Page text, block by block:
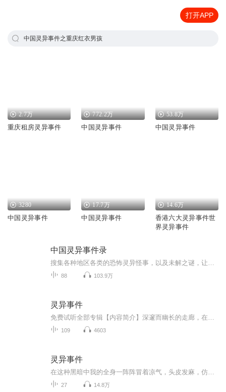
打开APP
中国灵异事件之重庆红衣男孩
2.7万
重庆租房灵异事件
772.2万
中国灵异事件
53.8万
中国灵异事件
3280
中国灵异事件
17.7万
中国灵异事件
14.6万
香港六大灵异事件世
界灵异事件
中国灵异事件录
88 103.9万
灵异事件
109 4603
灵异事件
27 14.8万